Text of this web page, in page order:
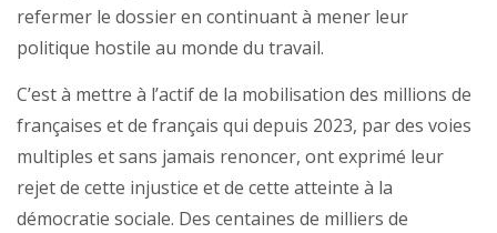
refermer le dossier en continuant à mener leur
politique hostile au monde du travail.
C’est à mettre à l’actif de la mobilisation des millions de
françaises et de français qui depuis 2023, par des voies
multiples et sans jamais renoncer, ont exprimé leur
rejet de cette injustice et de cette atteinte à la
démocratie sociale. Des centaines de milliers de